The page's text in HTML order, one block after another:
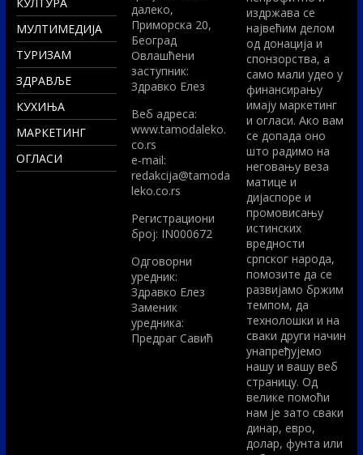
МУЛТИМЕДИЈА
ТУРИЗАМ
ЗДРАВЉЕ
КУХИЊА
МАРКЕТИНГ
ОГЛАСИ
далеко,
Приморска 20,
Београд
Овлашћени
заступник:
Здравко Елез
Вeб адреса:
www.tamodaleko.
co.rs
e-mail:
redakcija@tamoda
leko.co.rs
Регистрациони
број: IN000672
Одговорни
уредник:
Здравко Елез
Заменик
уредника:
Предраг Савић
издржава се
највећим делом
од донација и
спонзорства, а
само мали удео у
финансирању
имају маркетинг
и огласи. Ако вам
се допада оно
што радимо на
неговању веза
матице и
дијаспоре и
промовисању
истинских
вредности
српског народа,
помозите да се
развијамо бржим
темпом, да
технолошки и на
сваки други начин
унапређујемо
нашу и вашу веб
страницу. Од
велике помоћи
нам је зато сваки
динар, евро,
долар, фунта или